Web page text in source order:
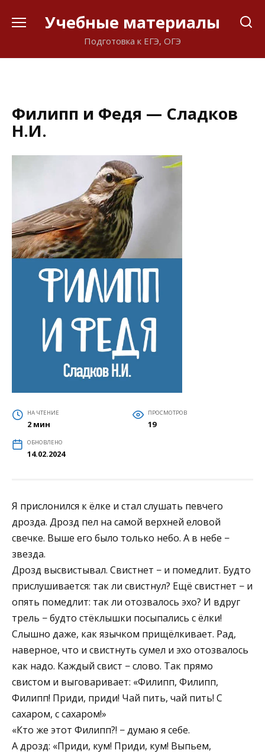
Учебные материалы
Подготовка к ЕГЭ, ОГЭ
Филипп и Федя — Сладков
Н.И.
НА ЧТЕНИЕ
2 мин
ПРОСМОТРОВ
19
ОБНОВЛЕНО
14.02.2024
Я прислонился к ёлке и стал слушать певчего
дрозда. Дрозд пел на самой верхней еловой
свечке. Выше его было только небо. А в небе −
звезда.
Дрозд высвистывал. Свистнет − и помедлит. Будто
прислушивается: так ли свистнул? Ещё свистнет − и
опять помедлит: так ли отозвалось эхо? И вдруг
трель − будто стёклышки посыпались с ёлки!
Слышно даже, как язычком прищёлкивает. Рад,
наверное, что и свистнуть сумел и эхо отозвалось
как надо. Каждый свист − слово. Так прямо
свистом и выговаривает: «Филипп, Филипп,
Филипп! Приди, приди! Чай пить, чай пить! С
сахаром, с сахаром!»
«Кто же этот Филипп?! − думаю я себе.
А дрозд: «Приди, кум! Приди, кум! Выпьем,